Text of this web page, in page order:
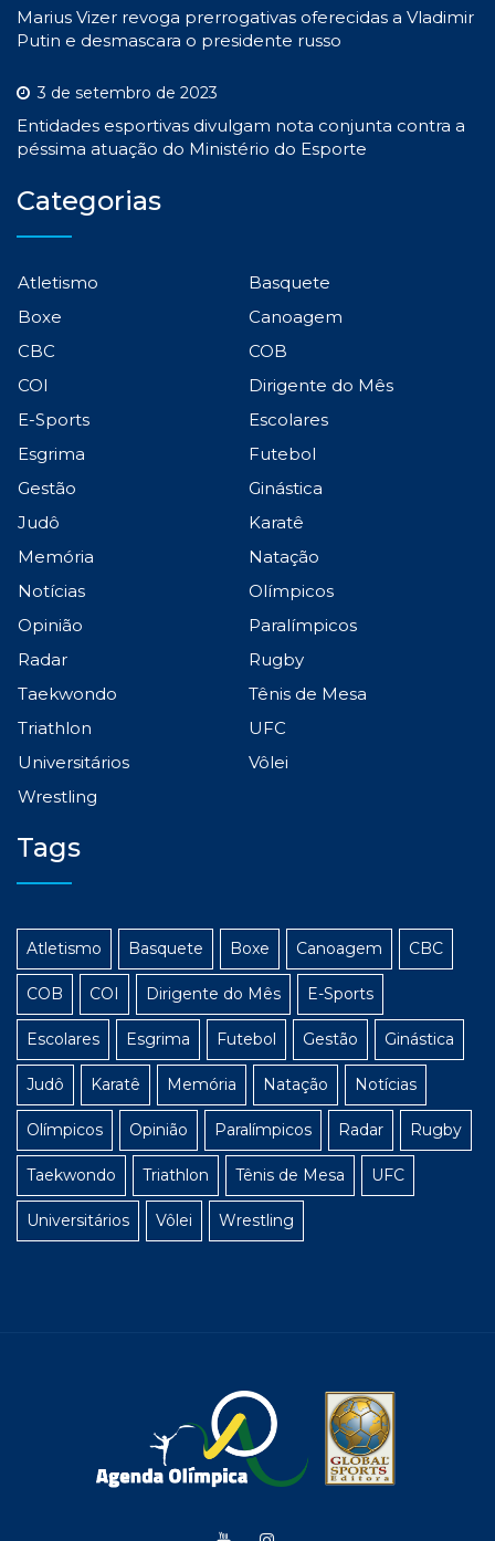
Marius Vizer revoga prerrogativas oferecidas a Vladimir
Putin e desmascara o presidente russo
3 de setembro de 2023
Entidades esportivas divulgam nota conjunta contra a
péssima atuação do Ministério do Esporte
Categorias
Atletismo
Basquete
Boxe
Canoagem
CBC
COB
COI
Dirigente do Mês
E-Sports
Escolares
Esgrima
Futebol
Gestão
Ginástica
Judô
Karatê
Memória
Natação
Notícias
Olímpicos
Opinião
Paralímpicos
Radar
Rugby
Taekwondo
Tênis de Mesa
Triathlon
UFC
Universitários
Vôlei
Wrestling
Tags
Atletismo Basquete Boxe Canoagem CBC
COB COI Dirigente do Mês E-Sports
Escolares Esgrima Futebol Gestão Ginástica
Judô Karatê Memória Natação Notícias
Olímpicos Opinião Paralímpicos Radar Rugby
Taekwondo Triathlon Tênis de Mesa UFC
Universitários Vôlei Wrestling